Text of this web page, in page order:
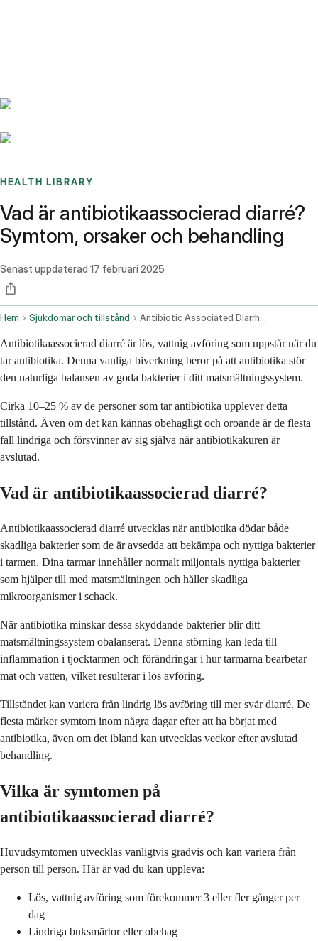
HEALTH LIBRARY
Vad är antibiotikaassocierad diarré?
Symtom, orsaker och behandling
Senast uppdaterad 17 februari 2025
Hem Sjukdomar och tillstånd Antibiotic Associated Diarrhea
Antibiotikaassocierad diarré är lös, vattnig avföring som uppstår när du
tar antibiotika. Denna vanliga biverkning beror på att antibiotika stör
den naturliga balansen av goda bakterier i ditt matsmältningssystem.
Cirka 10–25 % av de personer som tar antibiotika upplever detta
tillstånd. Även om det kan kännas obehagligt och oroande är de flesta
fall lindriga och försvinner av sig själva när antibiotikakuren är
avslutad.
Vad är antibiotikaassocierad diarré?
Antibiotikaassocierad diarré utvecklas när antibiotika dödar både
skadliga bakterier som de är avsedda att bekämpa och nyttiga bakterier
i tarmen. Dina tarmar innehåller normalt miljontals nyttiga bakterier
som hjälper till med matsmältningen och håller skadliga
mikroorganismer i schack.
När antibiotika minskar dessa skyddande bakterier blir ditt
matsmältningssystem obalanserat. Denna störning kan leda till
inflammation i tjocktarmen och förändringar i hur tarmarna bearbetar
mat och vatten, vilket resulterar i lös avföring.
Tillståndet kan variera från lindrig lös avföring till mer svår diarré. De
flesta märker symtom inom några dagar efter att ha börjat med
antibiotika, även om det ibland kan utvecklas veckor efter avslutad
behandling.
Vilka är symtomen på
antibiotikaassocierad diarré?
Huvudsymtomen utvecklas vanligtvis gradvis och kan variera från
person till person. Här är vad du kan uppleva:
Lös, vattnig avföring som förekommer 3 eller fler gånger per
dag
Lindriga buksmärtor eller obehag